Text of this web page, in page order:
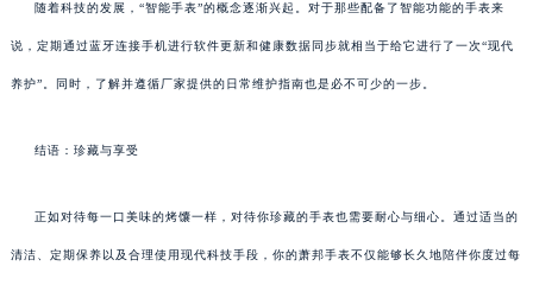
随着科技的发展，“智能手表”的概念逐渐兴起。对于那些配备了智能功能的手表来
说，定期通过蓝牙连接手机进行软件更新和健康数据同步就相当于给它进行了一次“现代
养护”。同时，了解并遵循厂家提供的日常维护指南也是必不可少的一步。
结语：珍藏与享受
正如对待每一口美味的烤馕一样，对待你珍藏的手表也需要耐心与细心。通过适当的
清洁、定期保养以及合理使用现代科技手段，你的萧邦手表不仅能够长久地陪伴你度过每